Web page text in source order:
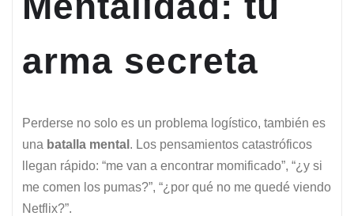
arma secreta
Perderse no solo es un problema logístico, también es
una batalla mental . Los pensamientos catastróficos
llegan rápido: “me van a encontrar momificado”, “¿y si
me comen los pumas?”, “¿por qué no me quedé viendo
Netflix?”.